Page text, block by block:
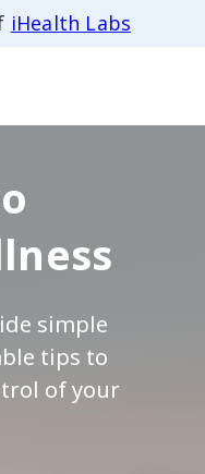
iHealth Labs
simple
tips to
of your